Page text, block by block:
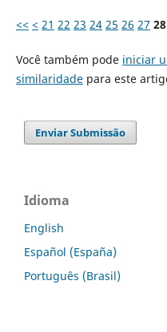
<< < 21 22 23 24 25 26 27 28
Você também pode iniciar
similaridadepara este
Enviar Submissão
Idioma
English
Español (España)
Português (Brasil)